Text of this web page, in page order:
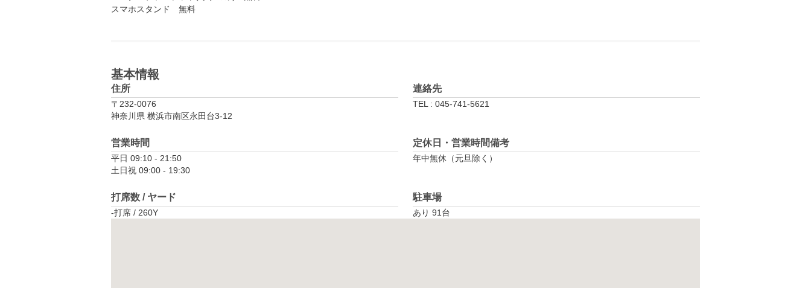
基本情報
住所
〒232-0076
神奈川県 横浜市南区永田台3-12
連絡先
TEL : 045-741-5621
営業時間
平日 09:10 - 21:50
土日祝 09:00 - 19:30
定休日・営業時間備考
年中無休（元旦除く）
打席数 / ヤード
-打席 / 260Y
駐車場
あり 91台